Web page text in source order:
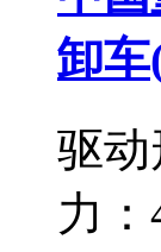
卸车
驱动
力：